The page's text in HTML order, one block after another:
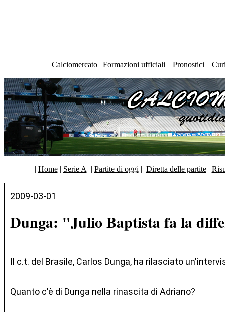
| Calciomercato | Formazioni ufficiali | Pronostici |
| Home| Serie A | Partite di oggi | Diretta delle partite|
2009-03-01
Dunga: "Julio Baptista fa la
Il c.t. del Brasile, Carlos Dunga, ha rilasciato
Quanto c'è di Dunga nella rinascita di Adriano?